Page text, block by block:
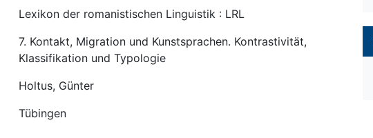
Lexikon der romanistischen Linguistik : LRL
7. Kontakt, Migration und Kunstsprachen. Kontrastivität,
Klassifikation und Typologie
Holtus, Günter
Tübingen